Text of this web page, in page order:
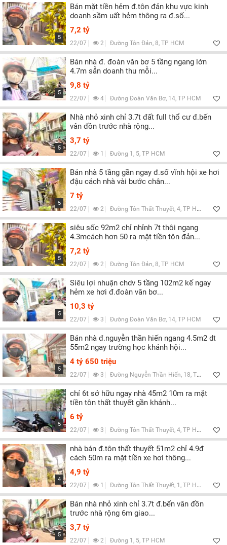
5
Bán mặt tiền hẻm đ.tôn đản khu vực kinh
doanh sầm uất hẻm thông ra đ.số...
7,2 tỷ
22/07 2 Đường Tôn Đản, 8, TP HCM
5
Bán nhà đ. đoàn văn bơ 5 tầng ngang lớn
4.7m sẵn doanh thu mỗi...
9,8 tỷ
22/07 4 Đường Đoàn Văn Bơ, 14, TP HCM
5
Nhà nhỏ xinh chỉ 3.7t đất full thổ cư đ.bến
vân đồn trước nhà rộng...
3,7 tỷ
22/07 1 Đường 1, 5, TP HCM
5
Bán nhà 5 tầng gần ngay đ.số vĩnh hội xe hơi
đậu cách nhà vài bước chân...
7 tỷ
22/07 2 Đường Tôn Thất Thuyết, 4, TP HCM
5
siêu sốc 92m2 chỉ nhỉnh 7t thôi ngang
4.3mcách hơn 50 ra mặt tiền tôn đản...
7,2 tỷ
22/07 2 Đường Tôn Đản, 8, TP HCM
5
Siêu lợi nhuận chdv 5 tầng 102m2 kế ngay
hẻm xe hơi đ.đoàn văn bơ...
10,3 tỷ
22/07 3 Đường Đoàn Văn Bơ, 14, TP HCM
5
Bán nhà đ.nguyễn thần hiến ngang 4.5m2 dt
55m2 ngay trường học khánh hội...
4 tỷ 650 triệu
22/07 3 Đường Nguyễn Thần Hiến, 18, TP HCM
5
chỉ 6t sở hữu ngay nhà 45m2 10m ra mặt
tiền tôn thất thuyết gần khánh...
6 tỷ
22/07 3 Đường Tôn Thất Thuyết, 4, TP HCM
4
nhà bán đ.tôn thất thuyết 51m2 chỉ 4.9đ
cách 50m ra mặt tiền xe hơi thông...
4,9 tỷ
22/07 1 Đường Tôn Thất Thuyết, 1, TP HCM
5
Bán nhà nhỏ xinh chỉ 3.7t đ.bến vân đồn
trước nhà rộng 6m giao...
3,7 tỷ
22/07 2 Đường 1, 5, TP HCM